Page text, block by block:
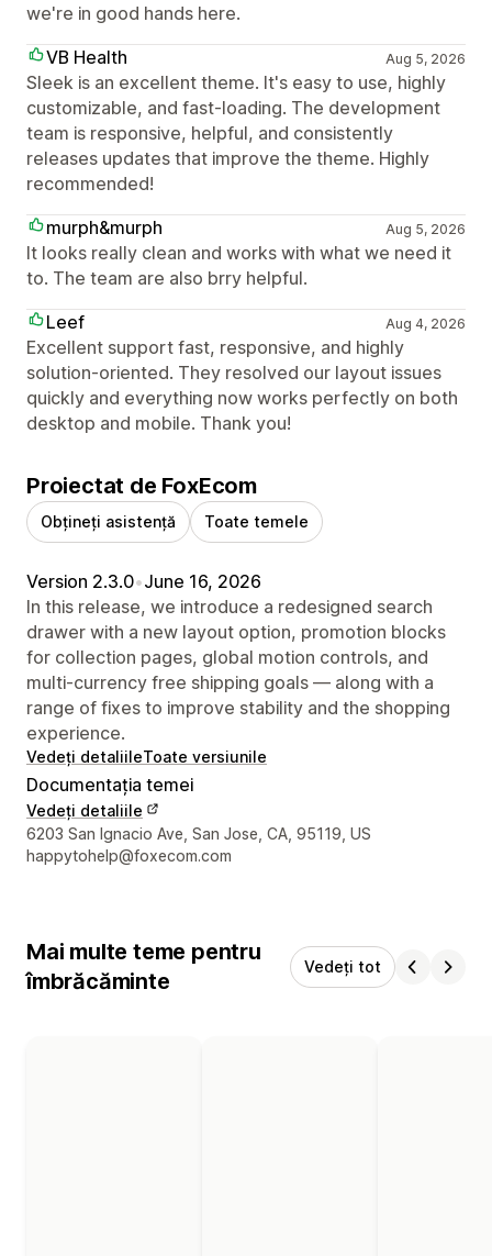
we're in good hands here.
VB Health
Aug 5, 2026
Sleek is an excellent theme. It's easy to use, highly
customizable, and fast-loading. The development
team is responsive, helpful, and consistently
releases updates that improve the theme. Highly
recommended!
murph&murph
Aug 5, 2026
It looks really clean and works with what we need it
to. The team are also brry helpful.
Leef
Aug 4, 2026
Excellent support fast, responsive, and highly
solution-oriented. They resolved our layout issues
quickly and everything now works perfectly on both
desktop and mobile. Thank you!
Proiectat de FoxEcom
Obțineți asistență Toate temele
Version 2.3.0•June 16, 2026
In this release, we introduce a redesigned search
drawer with a new layout option, promotion blocks
for collection pages, global motion controls, and
multi-currency free shipping goals — along with a
range of fixes to improve stability and the shopping
experience.
Vedeți detaliileToate versiunile
Documentația temei
Vedeți detaliile
Detaliile de contact ale designerului
6203 San Ignacio Ave, San Jose, CA, 95119, US
happytohelp@foxecom.com
Mai multe teme pentru
îmbrăcăminte
Vedeți tot